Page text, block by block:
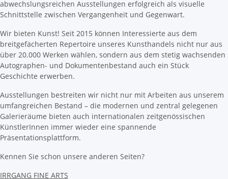
abwechslungsreichen Ausstellungen erfolgreich als visuelle
Schnittstelle zwischen Vergangenheit und Gegenwart.
Wir bieten Kunst! Seit 2015 können Interessierte aus dem
breitgefächerten Repertoire unseres Kunsthandels nicht nur aus
über 20.000 Werken wählen, sondern aus dem stetig wachsenden
Autographen- und Dokumentenbestand auch ein Stück
Geschichte erwerben.
Ausstellungen bestreiten wir nicht nur mit Arbeiten aus unserem
umfangreichen Bestand – die modernen und zentral gelegenen
Galerieräume bieten auch internationalen zeitgenössischen
KünstlerInnen immer wieder eine spannende
Präsentationsplattform.
Kennen Sie schon unsere anderen Seiten?
IRRGANG FINE ARTS